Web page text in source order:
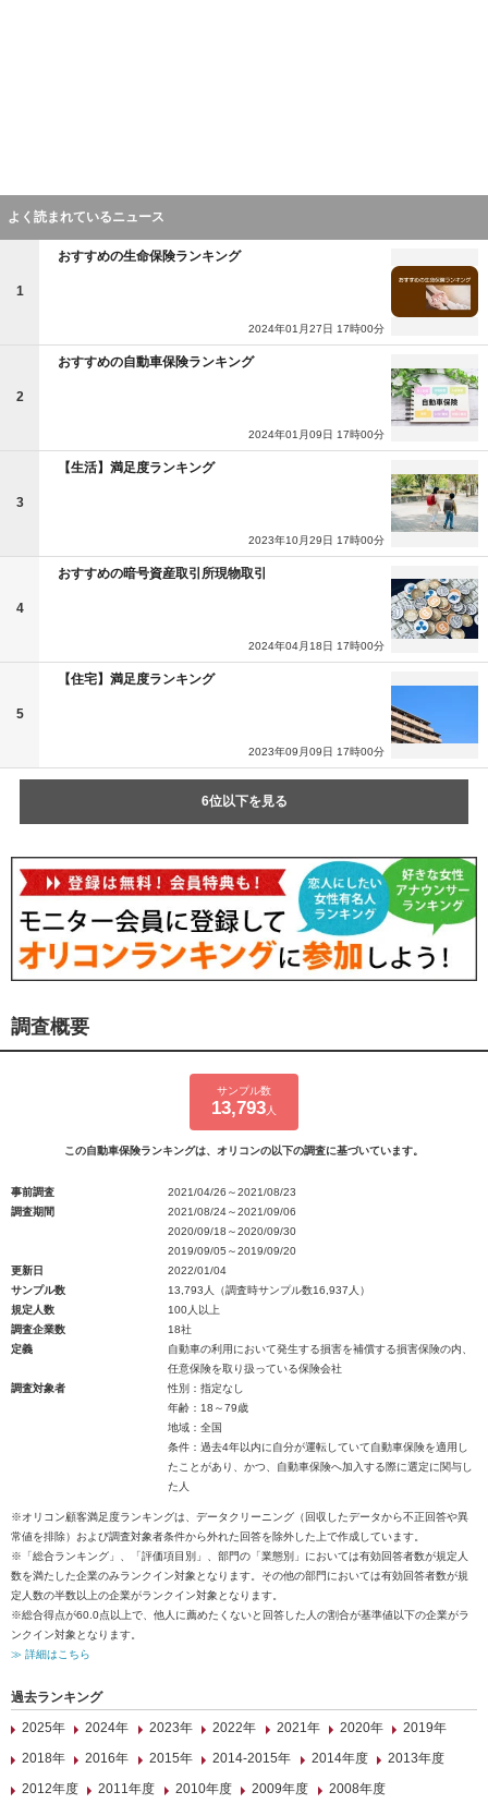
よく読まれているニュース
1
おすすめの生命保険ランキング
2024年01月27日 17時00分
2
おすすめの自動車保険ランキング
2024年01月09日 17時00分
3
【生活】満足度ランキング
2023年10月29日 17時00分
4
おすすめの暗号資産取引所現物取引
2024年04月18日 17時00分
5
【住宅】満足度ランキング
2023年09月09日 17時00分
6位以下を見る
調査概要
サンプル数
13,793人
この自動車保険ランキングは、オリコンの以下の調査に基づいています。
事前調査
2021/04/26～2021/08/23
調査期間
2021/08/24～2021/09/06
2020/09/18～2020/09/30
2019/09/05～2019/09/20
更新日
2022/01/04
サンプル数
13,793人（調査時サンプル数16,937人）
規定人数
100人以上
調査企業数
18社
定義
自動車の利用において発生する損害を補償する損害保険の内、
任意保険を取り扱っている保険会社
調査対象者
性別：指定なし
年齢：18～79歳
地域：全国
条件：過去4年以内に自分が運転していて自動車保険を適用し
たことがあり、かつ、自動車保険へ加入する際に選定に関与し
た人
※オリコン顧客満足度ランキングは、データクリーニング（回収したデータから不正回答や異
常値を排除）および調査対象者条件から外れた回答を除外した上で作成しています。
※「総合ランキング」、「評価項目別」、部門の「業態別」においては有効回答者数が規定人
数を満たした企業のみランクイン対象となります。その他の部門においては有効回答者数が規
定人数の半数以上の企業がランクイン対象となります。
※総合得点が60.0点以上で、他人に薦めたくないと回答した人の割合が基準値以下の企業がラ
ンクイン対象となります。
≫ 詳細はこちら
過去ランキング
2025年
2024年 2023年 2022年 2021年 2020年
2019年
2018年
2016年 2015年 2014-2015年 2014年度
2013年度
2012年度
2011年度 2010年度 2009年度 2008年度